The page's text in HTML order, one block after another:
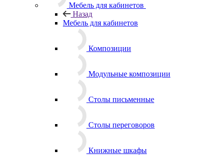
Мебель для кабинетов
Назад
Мебель для кабинетов
Композиции
Модульные композиции
Столы письменные
Столы переговоров
Книжные шкафы